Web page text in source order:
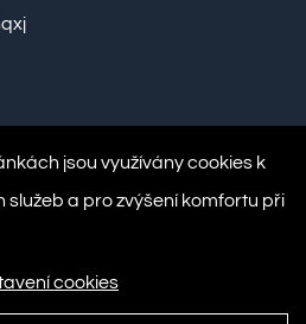
0800
jsou využívány cookies k
a pro zvýšení komfortu při
cookies